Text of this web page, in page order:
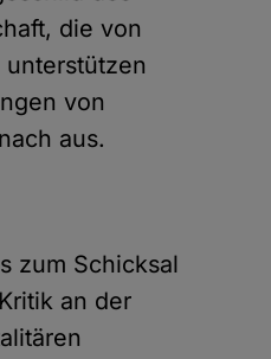
die von
von
aus.
zum Schicksal
an der